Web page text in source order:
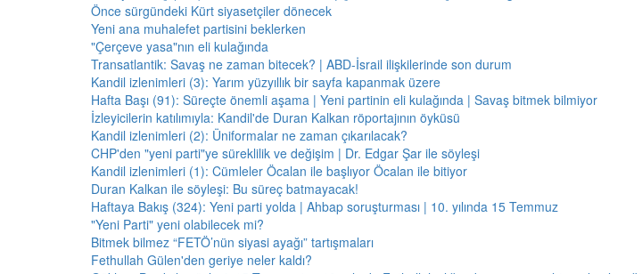
Önce sürgündeki Kürt siyasetçiler dönecek
Yeni ana muhalefet partisini beklerken
"Çerçeve yasa"nın eli kulağında
Transatlantik: Savaş ne zaman bitecek? | ABD-İsrail ilişkilerinde son durum
Kandil izlenimleri (3): Yarım yüzyıllık bir sayfa kapanmak üzere
Hafta Başı (91): Süreçte önemli aşama | Yeni partinin eli kulağında | Savaş bitmek bilmiyor
İzleyicilerin katılımıyla: Kandil'de Duran Kalkan röportajının öyküsü
Kandil izlenimleri (2): Üniformalar ne zaman çıkarılacak?
CHP'den "yeni parti"ye süreklilik ve değişim | Dr. Edgar Şar ile söyleşi
Kandil izlenimleri (1): Cümleler Öcalan ile başlıyor Öcalan ile bitiyor
Duran Kalkan ile söyleşi: Bu süreç batmayacak!
Haftaya Bakış (324): Yeni parti yolda | Ahbap soruşturması | 10. yılında 15 Temmuz
"Yeni Parti" yeni olabilecek mi?
Bitmek bilmez “FETÖ’nün siyasi ayağı” tartışmaları
Fethullah Gülen'den geriye neler kaldı?